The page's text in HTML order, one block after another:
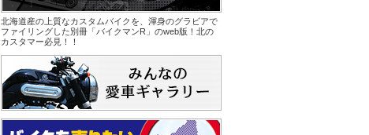
北海道産の上質なカスタムバイクを、渾身のグラビアで
ファイリングした別冊「バイクマンR」のweb版！北の
カスタマー必見！！